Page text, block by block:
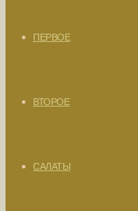
ПЕРВОЕ
ВТОРОЕ
САЛАТЫ